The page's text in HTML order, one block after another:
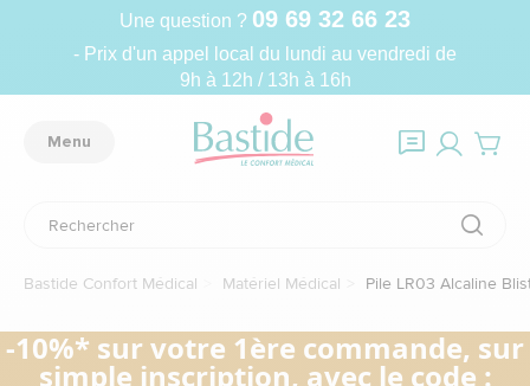
Une question ? 09 69 32 66 23
- Prix d'un appel local du lundi au vendredi de
9h à 12h / 13h à 16h
Menu
Bastide Confort Médical Matériel Médical Pile LR03 Alcaline
-10%* sur votre 1ère commande, sur
simple inscription, avec le code :